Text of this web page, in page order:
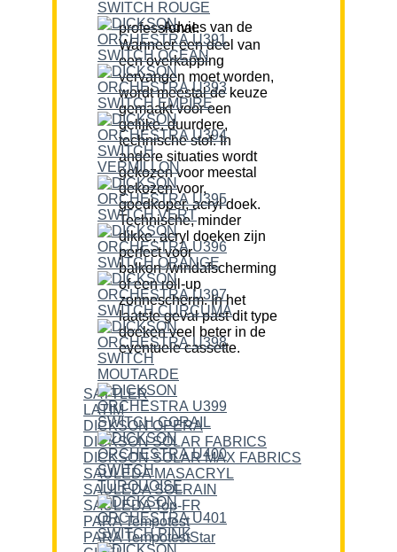
Advies van de professional:
Wanneer een deel van
een overkapping
vervangen moet worden,
wordt meestal de keuze
gemaakt voor een
gelijke, duurdere,
technische stof. In
andere situaties wordt
gekozen voor meestal
gekozen voor,
goedkoper, acryl doek.
Technische, minder
dikke, acryl doeken zijn
perfect voor
balkon-/windafscherming
of een roll-up
zonnescherm. In het
laatste geval past dit type
doeken veel beter in de
eventuele cassette.
SATTLER
LATIM
DICKSON OPERA
DICKSON SOLAR FABRICS
DICKSON SOLAR MAX FABRICS
SAULEDA MASACRYL
SAULEDA SOLRAIN
SAULEDA Top-FR
PARA Tempotest
PARA TempotestStar